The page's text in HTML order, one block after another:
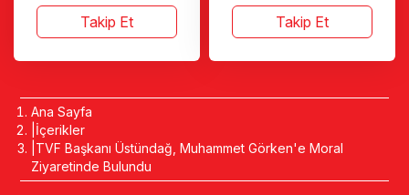
Takip Et Takip Et
Ana Sayfa
İçerikler
TVF Başkanı Üstündağ, Muhammet Görken'e Moral
Ziyaretinde Bulundu